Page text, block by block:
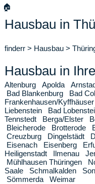
🏠
Hausbau in
finderr > Hausbau >
Hausbau in
Altenburg Apolda
Bad Blankenburg
Bad
Frankenhausen/Kyffhäuser
Liebenstein
Bad
Tennstedt
Berga/Elster
Bleicherode
Brotterode
Creuzburg
Dingelstädt
Eisenach
Eisenberg
Heiligenstadt
Ilmenau
Mühlhausen Thüringen
Saale
Schmalkalden
Sömmerda
Weimar